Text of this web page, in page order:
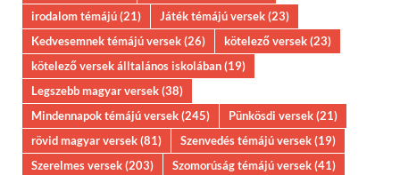
irodalom témájú(21) Játék témájú versek(23)
Kedvesemnek témájú versek(26) kötelező versek(23)
kötelező versek álltalános iskolában(19)
Legszebb magyar versek(38)
Mindennapok témájú versek(245) Pünkösdi versek(21)
rövid magyar versek(81) Szenvedés témájú versek(19)
Szerelmes versek(203) Szomorúság témájú versek(41)